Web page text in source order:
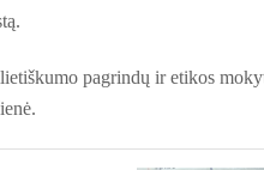
pagrindų ir etikos